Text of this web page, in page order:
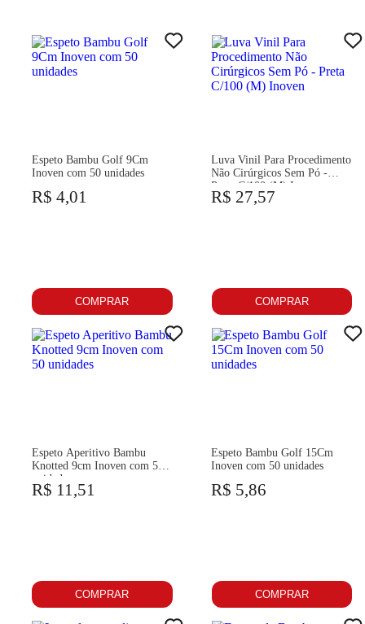
Espeto Bambu Golf 9Cm
Inoven com 50 unidades
R$ 4,01
COMPRAR
Luva Vinil Para Procedimento
Não Cirúrgicos Sem Pó -
Preta C/100 (M) Inoven
R$ 27,57
COMPRAR
Espeto Aperitivo Bambu
Knotted 9cm Inoven com 50
unidades
R$ 11,51
COMPRAR
Espeto Bambu Golf 15Cm
Inoven com 50 unidades
R$ 5,86
COMPRAR